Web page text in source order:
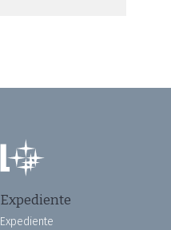
Expediente
Expediente